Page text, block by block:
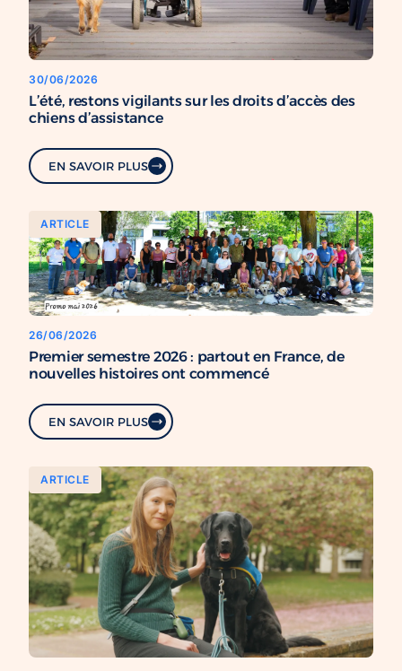
30/06/2026
L’été, restons vigilants sur les droits d’accès des
chiens d’assistance
EN SAVOIR PLUS
ARTICLE
26/06/2026
Premier semestre 2026 : partout en France, de
nouvelles histoires ont commencé
EN SAVOIR PLUS
ARTICLE